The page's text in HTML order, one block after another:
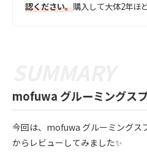
認ください。購入して大体2年ほ
mofuwa グルーミングス
今回は、mofuwa グルーミングス
からレビューしてみました✨